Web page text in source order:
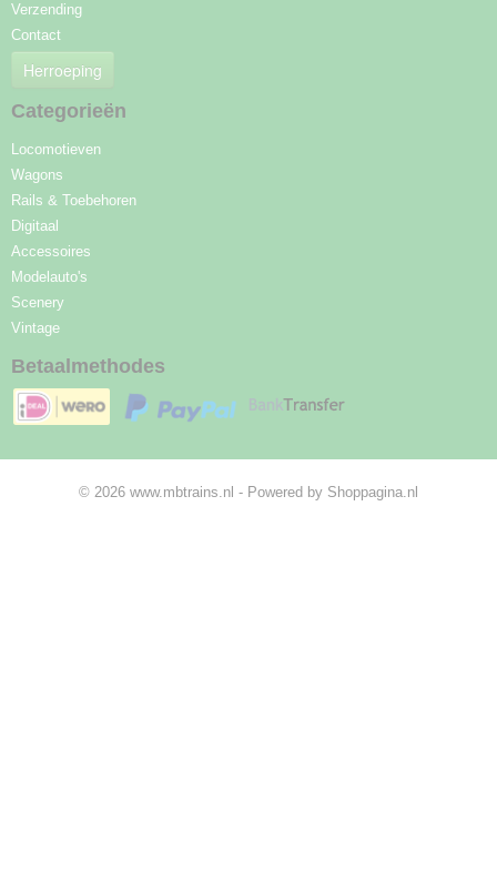
Verzending
Contact
Herroeping
Categorieën
Locomotieven
Wagons
Rails & Toebehoren
Digitaal
Accessoires
Modelauto's
Scenery
Vintage
Betaalmethodes
© 2026 www.mbtrains.nl - Powered by Shoppagina.nl